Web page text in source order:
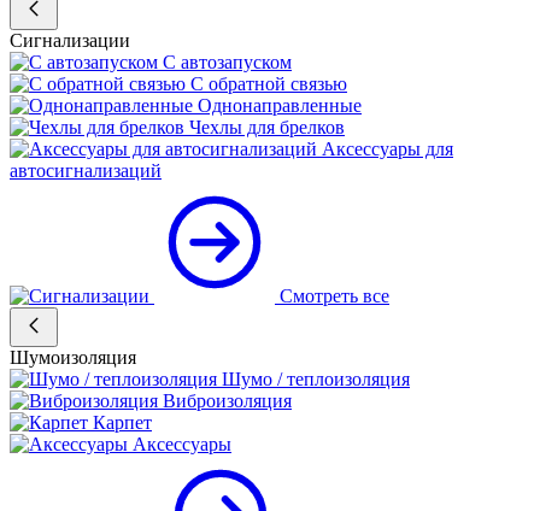
Сигнализации
С автозапуском
С обратной связью
Однонаправленные
Чехлы для брелков
Аксессуары для
автосигнализаций
Смотреть все
Шумоизоляция
Шумо / теплоизоляция
Виброизоляция
Карпет
Аксессуары